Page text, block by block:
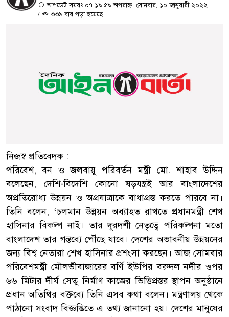
আপডেট সময়ঃ ০৭:১৯:৫৯ অপরাহ্ন, সোমবার, ১০ জানুয়ারী ২০২২
/
৩৩৯ বার পড়া হয়েছে
নিজস্ব প্রতিবেদক :
পরিবেশ, বন ও জলবায়ু পরিবর্তন মন্ত্রী মো. শাহাব উদ্দিন
বলেছেন, দেশি-বিদেশি কোনো ষড়যন্ত্রই আর বাংলাদেশের
অপ্রতিরোধ্য উন্নয়ন ও অগ্রযাত্রাকে বাধাগ্রস্ত করতে পারবে না।
তিনি বলেন, ‘চলমান উন্নয়ন অব্যাহত রাখতে প্রধানমন্ত্রী শেখ
হাসিনার বিকল্প নাই। তার দূরদর্শী নেতৃত্বে পরিকল্পনা মতো
বাংলাদেশ তার গন্তব্যে পৌঁছে যাবে। দেশের অভাবনীয় উন্নয়নের
জন্য বিশ্ব নেতারা শেখ হাসিনার প্রশংসা করছেন। আজ সোমবার
পরিবেশমন্ত্রী মৌলভীবাজারের বর্ণি ইউপির বরুদল নদীর ওপর
৬৬ মিটার দীর্ঘ সেতু নির্মাণ কাজের ভিত্তিপ্রস্তর স্থাপন অনুষ্ঠানে
প্রধান অতিথির বক্তব্যে তিনি এসব কথা বলেন। মন্ত্রণালয় থেকে
পাঠানো সংবাদ বিজ্ঞপ্তিতে এ তথ্য জানানো হয়। দেশের মানুষের